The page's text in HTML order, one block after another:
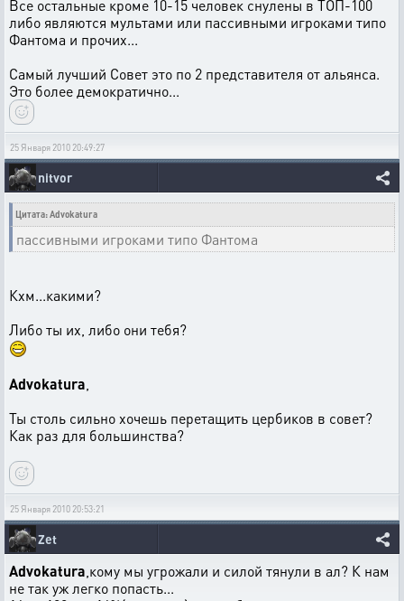
Все остальные кроме 10-15 человек снулены в ТОП-100
либо являются мультами или пассивными игроками типо
Фантома и прочих...
Самый лучший Совет это по 2 представителя от альянса.
Это более демократично...
25 Января 2010 20:49:27
nitvor
Цитата: Advokatura
пассивными игроками типо Фантома
Кхм...какими?
Либо ты их, либо они тебя?
Advokatura
Ты столь сильно хочешь перетащить цербиков в совет?
Как раз для большинства?
25 Января 2010 20:53:21
Zet
Advokatura ,кому мы угрожали и силой тянули в ал? К нам
не так уж легко попасть...